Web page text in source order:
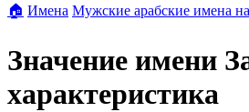
🏠 Имена Мужские арабские имена
Значение имени
характеристика